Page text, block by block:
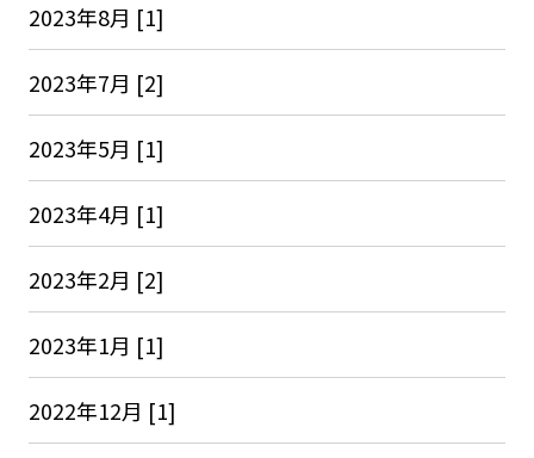
2023年8月 [1]
2023年7月 [2]
2023年5月 [1]
2023年4月 [1]
2023年2月 [2]
2023年1月 [1]
2022年12月 [1]